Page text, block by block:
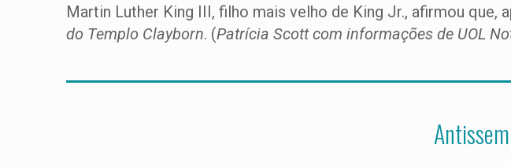
Martin Luther King III, filho mais velho de King Jr., afirmou que,
do Templo Clayborn. (Patrícia Scott com informações de UOL